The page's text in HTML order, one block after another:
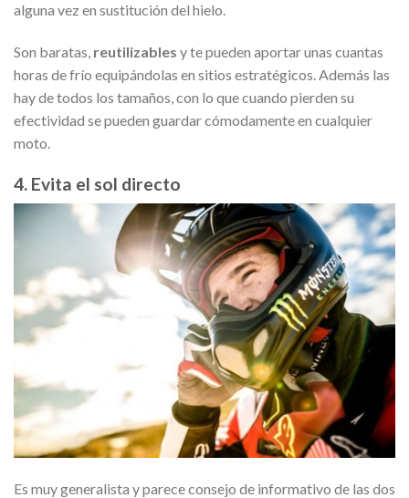
alguna vez en sustitución del hielo.
Son baratas, reutilizables y te pueden aportar unas cuantas
horas de frío equipándolas en sitios estratégicos. Además las
hay de todos los tamaños, con lo que cuando pierden su
efectividad se pueden guardar cómodamente en cualquier
moto.
4. Evita el sol directo
Es muy generalista y parece consejo de informativo de las dos